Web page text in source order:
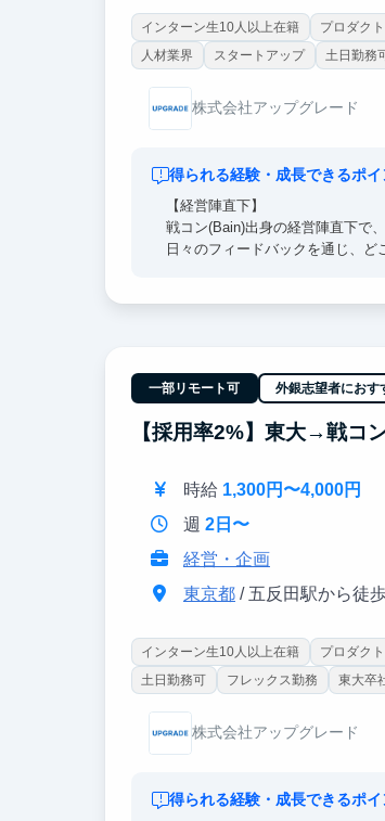
インターン生10人以上在籍 プロダク
人材業界
スタートアップ 土日勤務
株式会社アップグレード
得られる経験・成長できるポイ
【経営陣直下】
戦コン(Bain)出身の経営陣直下で
日々のフィードバックを通じ、ど
【東大早慶8割】
高倍率を突破したトップ層が集結
過去インターン生は戦略コンサル
一部リモート可 外銀志望者におす
【採用率2%】東大→戦コ
時給 1,300円〜4,000円
週 2日〜
経営・企画
東京都/ 五反田駅から徒
インターン生10人以上在籍 プロダク
土日勤務可
フレックス勤務 東大卒
株式会社アップグレード
得られる経験・成長できるポイ